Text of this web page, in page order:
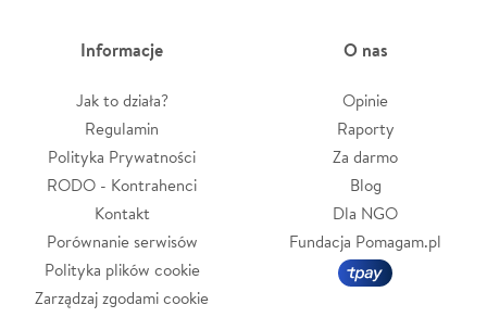
Informacje
Jak to działa?
Regulamin
Polityka Prywatności
RODO - Kontrahenci
Kontakt
Porównanie serwisów
Polityka plików cookie
Zarządzaj zgodami cookie
O nas
Opinie
Raporty
Za darmo
Blog
Dla NGO
Fundacja Pomagam.pl